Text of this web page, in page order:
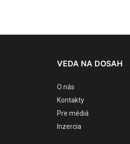
VEDA NA DOSAH
O nás
Kontakty
Pre médiá
Inzercia